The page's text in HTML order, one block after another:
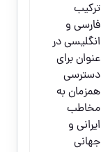
ترکیب
فارسی و
انگلیسی در
عنوان برای
دسترسی
همزمان به
مخاطب
ایرانی و
جهانی